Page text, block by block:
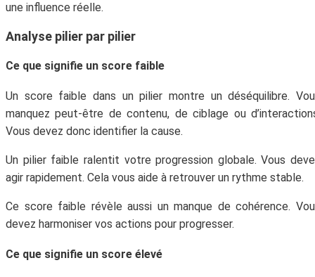
une influence réelle.
Analyse pilier par pilier
Ce que signifie un score faible
Un score faible dans un pilier montre un déséquilibre.
manquez peut‑être de contenu, de ciblage ou
Vous devez donc identifier la cause.
Un pilier faible ralentit votre progression globale. Vous
agir rapidement. Cela vous aide à retrouver un rythme stable.
Ce score faible révèle aussi un manque de cohérence.
devez harmoniser vos actions pour progresser.
Ce que signifie un score élevé